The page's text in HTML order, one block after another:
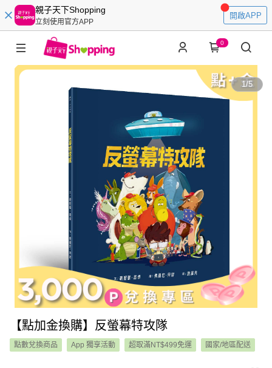
親子天下Shopping
立刻使用官方APP
開啟APP
0
1/5
【點加金換購】反螢幕特攻隊
點數兌換商品 App 獨享活動 超取滿NT$499免運 國家/地區配送